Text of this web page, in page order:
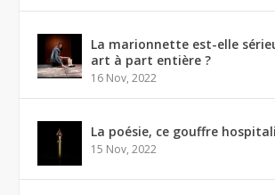
La marionnette est-elle
art à part entière ?
16 Nov, 2022
La poésie, ce gouffre
15 Nov, 2022